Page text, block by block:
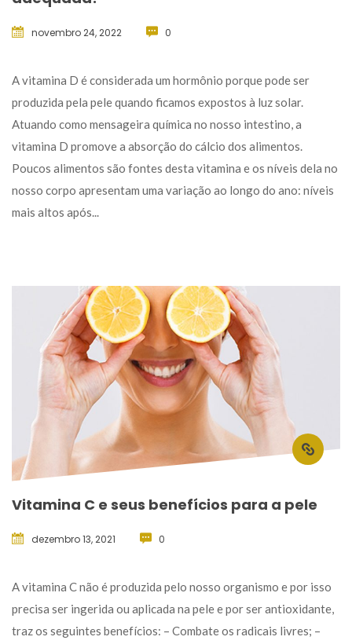
novembro 24, 2022 0
A vitamina D é considerada um hormônio porque pode ser
produzida pela pele quando ficamos expostos à luz solar.
Atuando como mensageira química no nosso intestino, a
vitamina D promove a absorção do cálcio dos alimentos.
Poucos alimentos são fontes desta vitamina e os níveis dela no
nosso corpo apresentam uma variação ao longo do ano: níveis
mais altos após...
Vitamina C e seus benefícios para a pele
dezembro 13, 2021 0
A vitamina C não é produzida pelo nosso organismo e por isso
precisa ser ingerida ou aplicada na pele e por ser antioxidante,
traz os seguintes benefícios: – Combate os radicais livres; –